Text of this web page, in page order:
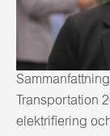
Transportation
elektrifiering